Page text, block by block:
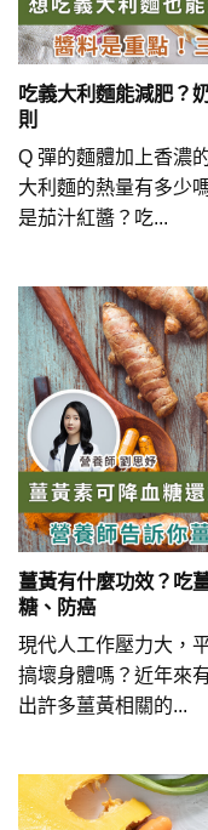
吃義大利麵能減肥？
則
Q 彈的麵體加上香濃
大利麵的熱量有多少
是茄汁紅醬？吃...
薑黃有什麼功效？吃
糖、防癌
現代人工作壓力大，
搞壞身體嗎？近年來
出許多薑黃相關的...